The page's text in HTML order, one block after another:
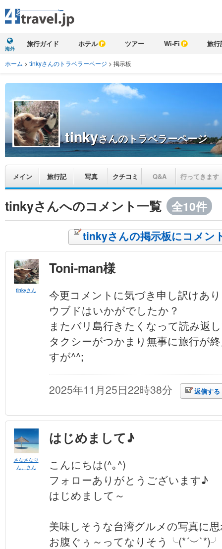
海外
旅行ガイド ホテル ツアー Wi-Fi 旅行
ホーム > tinkyさんのトラベラーページ > 掲示板
tinkyさんのトラベラーページ
メイン 旅行記 写真 クチコミ Q&A 行ってきます
tinkyさんへのコメント一覧 全10件
tinkyさんの掲示板にコメン
tinkyさん
Toni-man様
今更コメントに気づき申し訳けあ
ウブドはいかがでしたか？
またバリ島行きたくなって読み返
タクシーがつかまり無事に旅行が
すが^^;
2025年11月25日22時38分 返信する
さなさなり
ん。さん
はじめまして♪
こんにちは(^｡^)
フォローありがとうございます♪
はじめまして～
美味しそうな台湾グルメの写真に
お腹ぐぅ～ってなりそう